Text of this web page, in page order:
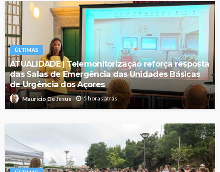
ÚLTIMAS
ATUALIDADE | Telemonitorização reforça resposta
das Salas de Emergência das Unidades Básicas
de Urgência dos Açores
Mauricio De Jesus 5 horas atrás